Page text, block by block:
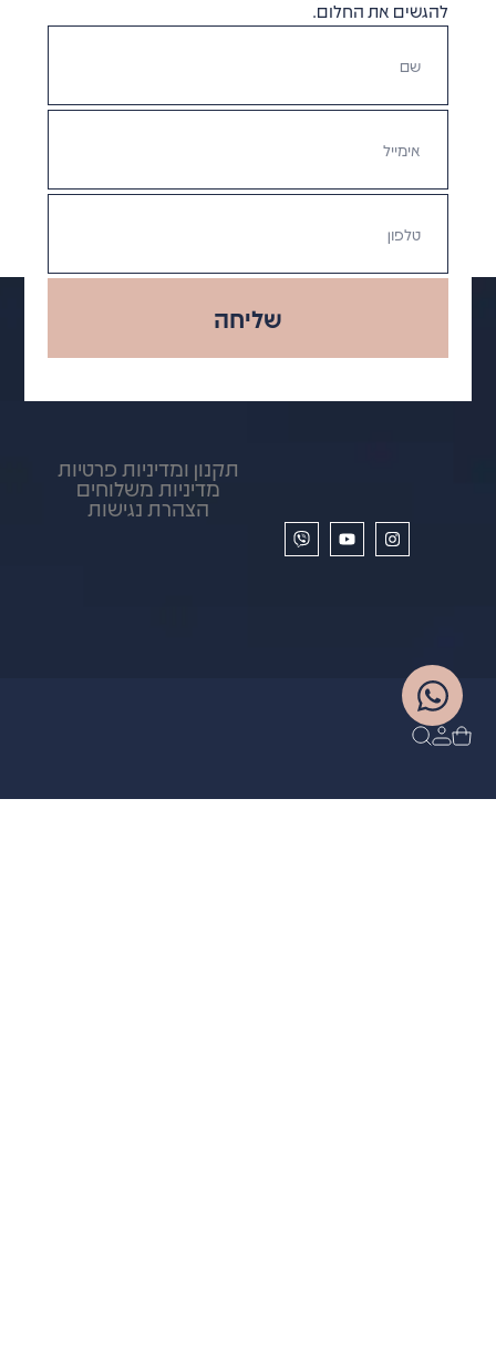
להגשים את החלום.
שליחה
תקנון ומדיניות פרטיות
מדיניות משלוחים
הצהרת נגישות